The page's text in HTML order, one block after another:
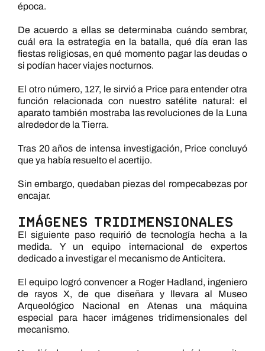
época.
De acuerdo a ellas se determinaba cuándo sembrar,
cuál era la estrategia en la batalla, qué día eran las
fiestas religiosas, en qué momento pagar las deudas o
si podían hacer viajes nocturnos.
El otro número, 127, le sirvió a Price para entender otra
función relacionada con nuestro satélite natural: el
aparato también mostraba las revoluciones de la Luna
alrededor de la Tierra.
Tras 20 años de intensa investigación, Price concluyó
que ya había resuelto el acertijo.
Sin embargo, quedaban piezas del rompecabezas por
encajar.
Imágenes tridimensionales
El siguiente paso requirió de tecnología hecha a la
medida. Y un equipo internacional de expertos
dedicado a investigar el mecanismo de Anticitera.
El equipo logró convencer a Roger Hadland, ingeniero
de rayos X, de que diseñara y llevara al Museo
Arqueológico Nacional en Atenas una máquina
especial para hacer imágenes tridimensionales del
mecanismo.